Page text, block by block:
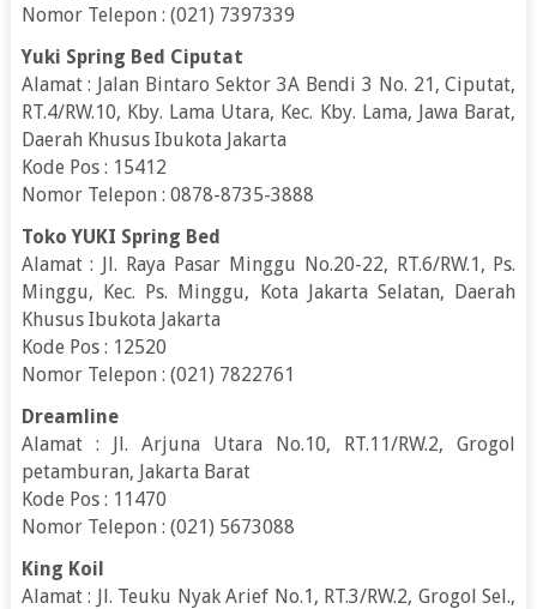
Nomor Telepon : (021) 7397339
Yuki Spring Bed Ciputat
Alamat : Jalan Bintaro Sektor 3A Bendi 3 No. 21, Ciputat,
RT.4/RW.10, Kby. Lama Utara, Kec. Kby. Lama, Jawa Barat,
Daerah Khusus Ibukota Jakarta
Kode Pos : 15412
Nomor Telepon : 0878-8735-3888
Toko YUKI Spring Bed
Alamat : Jl. Raya Pasar Minggu No.20-22, RT.6/RW.1, Ps.
Minggu, Kec. Ps. Minggu, Kota Jakarta Selatan, Daerah
Khusus Ibukota Jakarta
Kode Pos : 12520
Nomor Telepon : (021) 7822761
Dreamline
Alamat : Jl. Arjuna Utara No.10, RT.11/RW.2, Grogol
petamburan, Jakarta Barat
Kode Pos : 11470
Nomor Telepon : (021) 5673088
King Koil
Alamat : Jl. Teuku Nyak Arief No.1, RT.3/RW.2, Grogol Sel.,